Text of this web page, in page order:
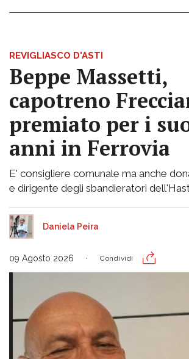
REVIGLIASCO D'ASTI
Beppe Massetti,
capotreno
premiato per i
anni in Ferrovia
E' consigliere comunale ma anche
e dirigente degli sbandieratori
Daniela Peira
09 Agosto 2026 Condividi